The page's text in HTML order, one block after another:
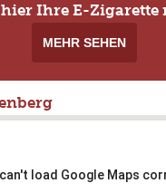
Ihre E-Zigarette
MEHR SEHEN
load Google Maps